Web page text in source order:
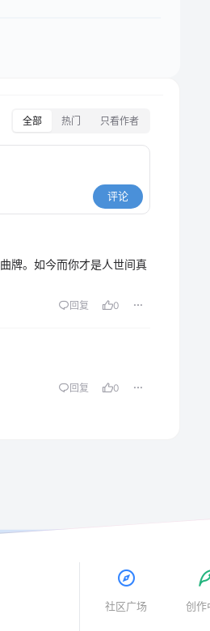
全部 热门 只看作者
评论
牌。如今而你才是人世间真
回复 0
回复 0
社区广场 创作